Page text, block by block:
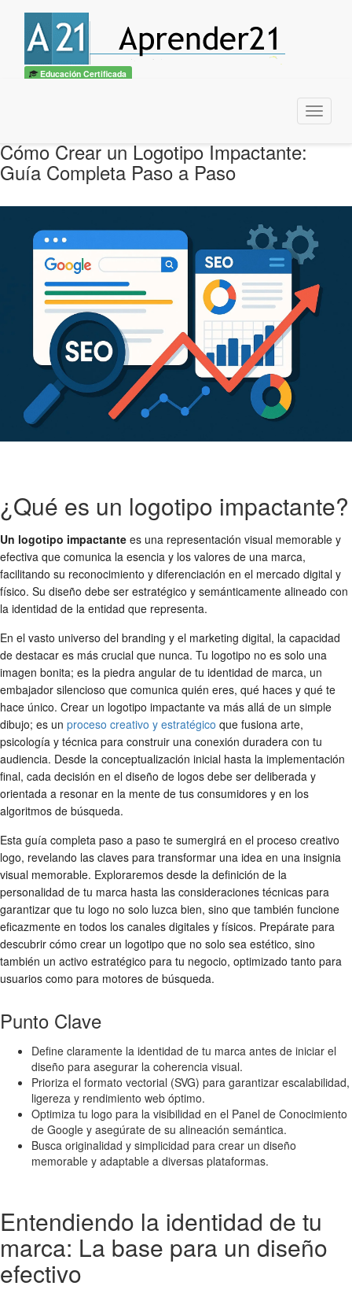
Educación Certificada
Menu
Cómo Crear un Logotipo Impactante:
Guía Completa Paso a Paso
¿Qué es un logotipo impactante?
Un logotipo impactante es una representación visual memorable y
efectiva que comunica la esencia y los valores de una marca,
facilitando su reconocimiento y diferenciación en el mercado digital y
físico. Su diseño debe ser estratégico y semánticamente alineado con
la identidad de la entidad que representa.
En el vasto universo del branding y el marketing digital, la capacidad
de destacar es más crucial que nunca. Tu logotipo no es solo una
imagen bonita; es la piedra angular de tu identidad de marca, un
embajador silencioso que comunica quién eres, qué haces y qué te
hace único. Crear un logotipo impactante va más allá de un simple
dibujo; es un proceso creativo y estratégico que fusiona arte,
psicología y técnica para construir una conexión duradera con tu
audiencia. Desde la conceptualización inicial hasta la implementación
final, cada decisión en el diseño de logos debe ser deliberada y
orientada a resonar en la mente de tus consumidores y en los
algoritmos de búsqueda.
Esta guía completa paso a paso te sumergirá en el proceso creativo
logo, revelando las claves para transformar una idea en una insignia
visual memorable. Exploraremos desde la definición de la
personalidad de tu marca hasta las consideraciones técnicas para
garantizar que tu logo no solo luzca bien, sino que también funcione
eficazmente en todos los canales digitales y físicos. Prepárate para
descubrir cómo crear un logotipo que no solo sea estético, sino
también un activo estratégico para tu negocio, optimizado tanto para
usuarios como para motores de búsqueda.
Punto Clave
Define claramente la identidad de tu marca antes de iniciar el
diseño para asegurar la coherencia visual.
Prioriza el formato vectorial (SVG) para garantizar escalabilidad,
ligereza y rendimiento web óptimo.
Optimiza tu logo para la visibilidad en el Panel de Conocimiento
de Google y asegúrate de su alineación semántica.
Busca originalidad y simplicidad para crear un diseño
memorable y adaptable a diversas plataformas.
Entendiendo la identidad de tu
marca: La base para un diseño
efectivo